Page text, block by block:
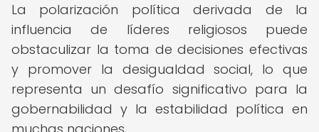
La polarización política derivada de la
influencia de líderes religiosos puede
obstaculizar la toma de decisiones efectivas
y promover la desigualdad social, lo que
representa un desafío significativo para la
gobernabilidad y la estabilidad política en